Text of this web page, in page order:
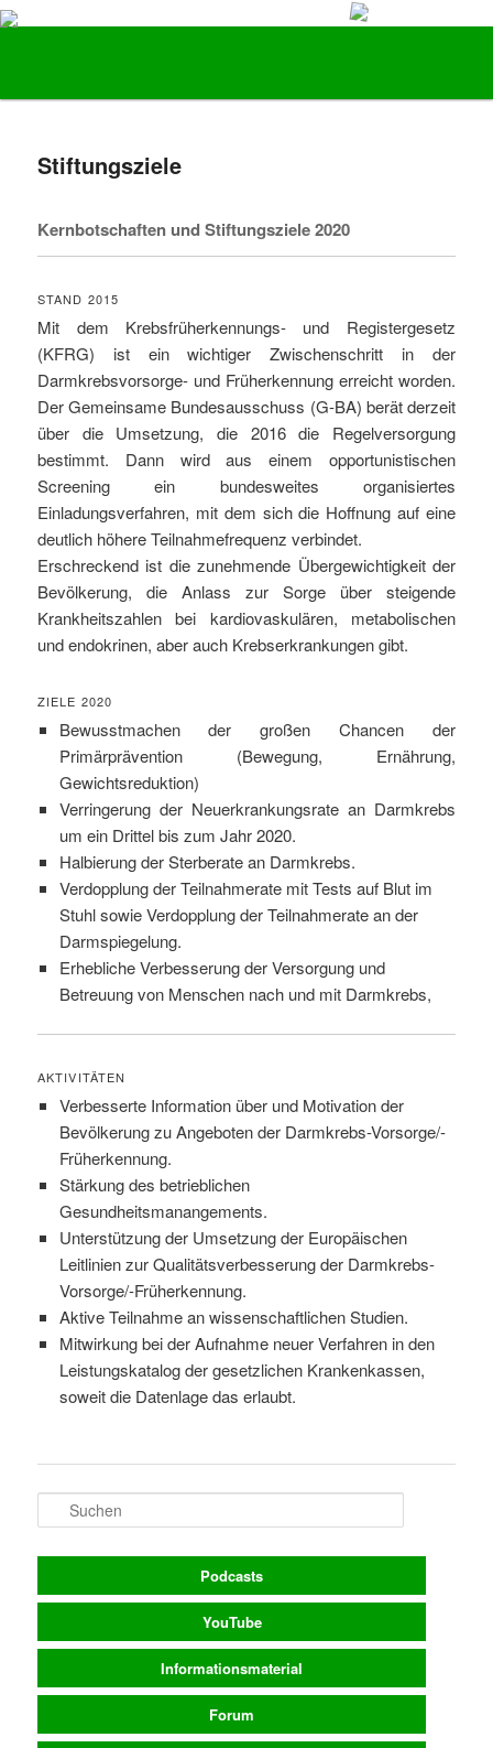
Stiftung LebensBlicke
Stiftungsziele
Kernbotschaften und Stiftungsziele 2020
STAND 2015
Mit dem Krebsfrüherkennungs- und Registergesetz
(KFRG) ist ein wichtiger Zwischenschritt in der
Darmkrebsvorsorge- und Früherkennung erreicht worden.
Der Gemeinsame Bundesausschuss (G-BA) berät derzeit
über die Umsetzung, die 2016 die Regelversorgung
bestimmt. Dann wird aus einem opportunistischen
Screening ein bundesweites organisiertes
Einladungsverfahren, mit dem sich die Hoffnung auf eine
deutlich höhere Teilnahmefrequenz verbindet.
Erschreckend ist die zunehmende Übergewichtigkeit der
Bevölkerung, die Anlass zur Sorge über steigende
Krankheitszahlen bei kardiovaskulären, metabolischen
und endokrinen, aber auch Krebserkrankungen gibt.
ZIELE 2020
Bewusstmachen der großen Chancen der
Primärprävention (Bewegung, Ernährung,
Gewichtsreduktion)
Verringerung der Neuerkrankungsrate an Darmkrebs
um ein Drittel bis zum Jahr 2020.
Halbierung der Sterberate an Darmkrebs.
Verdopplung der Teilnahmerate mit Tests auf Blut im
Stuhl sowie Verdopplung der Teilnahmerate an der
Darmspiegelung.
Erhebliche Verbesserung der Versorgung und
Betreuung von Menschen nach und mit Darmkrebs,
AKTIVITÄTEN
Verbesserte Information über und Motivation der
Bevölkerung zu Angeboten der Darmkrebs-Vorsorge/-
Früherkennung.
Stärkung des betrieblichen
Gesundheitsmanangements.
Unterstützung der Umsetzung der Europäischen
Leitlinien zur Qualitätsverbesserung der Darmkrebs-
Vorsorge/-Früherkennung.
Aktive Teilnahme an wissenschaftlichen Studien.
Mitwirkung bei der Aufnahme neuer Verfahren in den
Leistungskatalog der gesetzlichen Krankenkassen,
soweit die Datenlage das erlaubt.
Suchen
Podcasts
YouTube
Informationsmaterial
Forum